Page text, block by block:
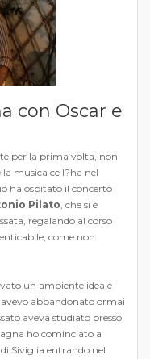
con Oscar e
per la prima volta, non
musica ce l?ha nel
ha ospitato il concerto
Pilato, che si è
regalando al corso
come non
un ambiente ideale
abbandonato ormai
aveva studiato presso
ho cominciato a
Siviglia entrando nel